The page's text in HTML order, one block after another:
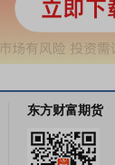
东方财富期货